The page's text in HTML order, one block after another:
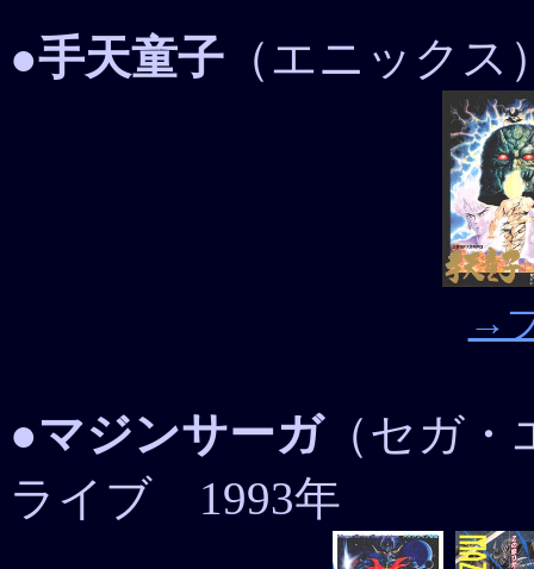
●手天童子 （エニック
→
●マジンサーガ（セガ・
ライブ 1993年